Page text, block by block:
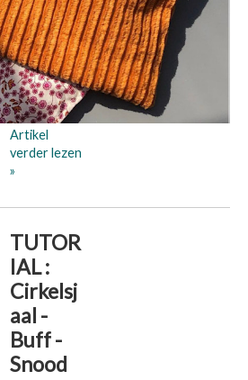
Artikel
verder lezen
»
TUTOR
IAL :
Cirkelsj
aal -
Buff -
Snood